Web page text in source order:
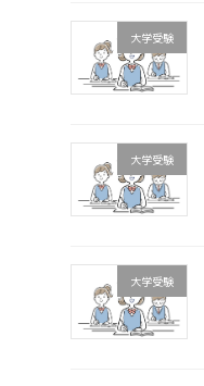
大学受験
大学受験
大学受験